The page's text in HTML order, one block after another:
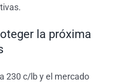
la próxima
230 c/lb y el mercado